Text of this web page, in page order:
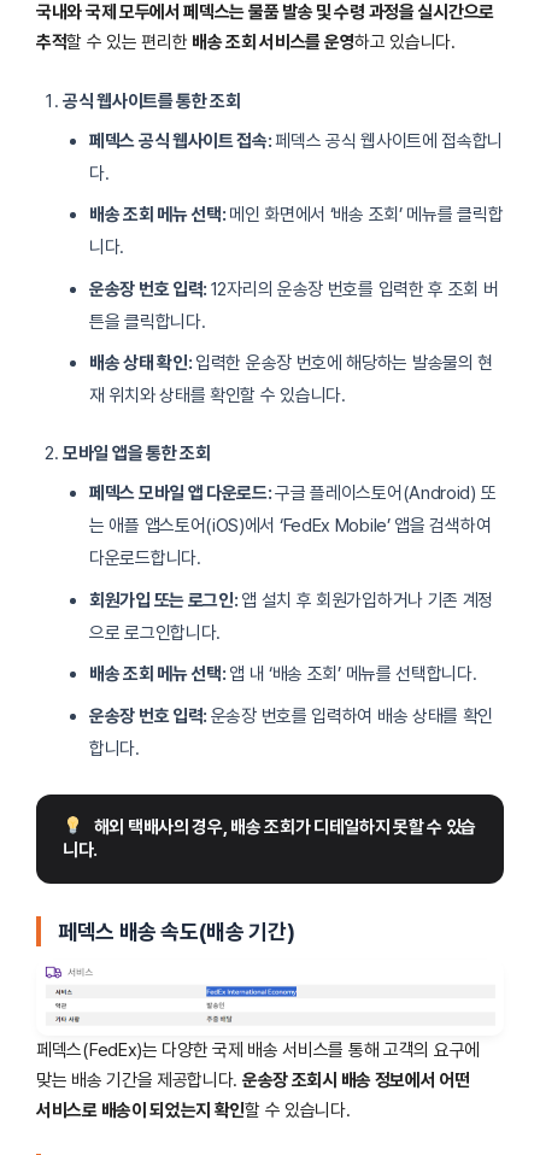
국내와 국제 모두에서 페덱스는 물품 발송 및 수령 과정을 실시간으로
추적할 수 있는 편리한 배송 조회 서비스를 운영하고 있습니다.
공식 웹사이트를 통한 조회
페덱스 공식 웹사이트 접속:페덱스 공식 웹사이트에 접속합니
다.
배송 조회 메뉴 선택: 메인 화면에서 ‘배송 조회’ 메뉴를 클릭합
니다.
운송장 번호 입력: 12자리의 운송장 번호를 입력한 후 조회 버
튼을 클릭합니다.
배송 상태 확인: 입력한 운송장 번호에 해당하는 발송물의 현
재 위치와 상태를 확인할 수 있습니다.
모바일 앱을 통한 조회
페덱스 모바일 앱 다운로드:구글 플레이스토어(Android) 또
는 애플 앱스토어(iOS)에서 ‘FedEx Mobile’ 앱을 검색하여
다운로드합니다.
회원가입 또는 로그인: 앱 설치 후 회원가입하거나 기존 계정
으로 로그인합니다.
배송 조회 메뉴 선택: 앱 내 ‘배송 조회’ 메뉴를 선택합니다.
운송장 번호 입력: 운송장 번호를 입력하여 배송 상태를 확인
합니다.
해외 택배사의 경우, 배송 조회가 디테일하지 못할 수 있습
니다.
페덱스 배송 속도(배송 기간)
페덱스(FedEx)는 다양한 국제 배송 서비스를 통해 고객의 요구에
맞는 배송 기간을 제공합니다. 운송장 조회시 배송 정보에서 어떤
서비스로 배송이 되었는지 확인할 수 있습니다.